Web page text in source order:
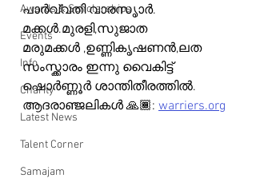
Awards & Scholarships
Events
Info
Charity
Latest News
Talent Corner
Samajam
പാർവ്വതി വാരസൃാർ.
മക്കൾ.മുരളി,സുജാത
മരുമക്കൾ ,ഉണ്ണികൃഷണൻ,ലത
സംസ്ക്കാരം ഇന്നു വൈകിട്ട്
ഷൊർണ്ണൂർ ശാന്തിതീരത്തിൽ.
ആദരാഞ്ജലികൾ 🙏🏾: warriers.org